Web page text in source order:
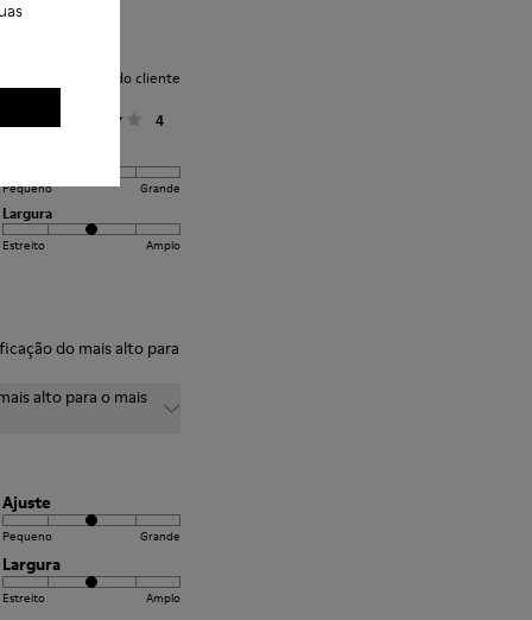
Avaliação média do cliente
4
Pequeno Grande
Largura
Estreito Amplo
do mais alto para
alto para o mais
Ajuste
Pequeno Grande
Largura
Estreito Amplo